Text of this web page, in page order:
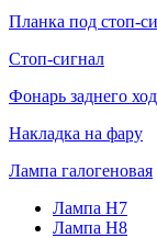
Планка под стоп-
Стоп-сигнал
Фонарь заднего
Накладка на фару
Лампа галогеновая
Лампа H7
Лампа H8